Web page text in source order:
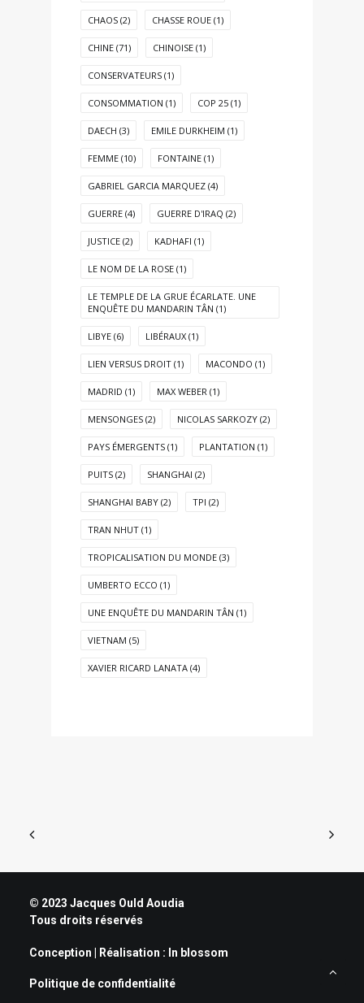
CHAOS (2) CHASSE ROUE (1)
CHINE (71) CHINOISE (1)
CONSERVATEURS (1)
CONSOMMATION (1) COP 25 (1)
DAECH (3) EMILE DURKHEIM (1)
FEMME (10) FONTAINE (1)
GABRIEL GARCIA MARQUEZ (4)
GUERRE (4) GUERRE D'IRAQ (2)
JUSTICE (2) KADHAFI (1)
LE NOM DE LA ROSE (1)
LE TEMPLE DE LA GRUE ÉCARLATE. UNE
ENQUÊTE DU MANDARIN TÂN (1)
LIBYE (6) LIBÉRAUX (1)
LIEN VERSUS DROIT (1) MACONDO (1)
MADRID (1) MAX WEBER (1)
MENSONGES (2) NICOLAS SARKOZY (2)
PAYS ÉMERGENTS (1) PLANTATION (1)
PUITS (2) SHANGHAI (2)
SHANGHAI BABY (2) TPI (2)
TRAN NHUT (1)
TROPICALISATION DU MONDE (3)
UMBERTO ECCO (1)
UNE ENQUÊTE DU MANDARIN TÂN (1)
VIETNAM (5)
XAVIER RICARD LANATA (4)
© 2023 Jacques Ould Aoudia
Tous droits réservés
Conception | Réalisation : In blossom
Politique de confidentialité